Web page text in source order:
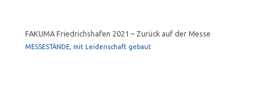
FAKUMA Friedrichshafen 2021 – Zurück auf der Messe
MESSESTÄNDE, mit Leidenschaft gebaut